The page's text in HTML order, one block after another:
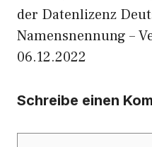
der Datenlizenz
Namensnennung –
06.12.2022
Schreibe einen